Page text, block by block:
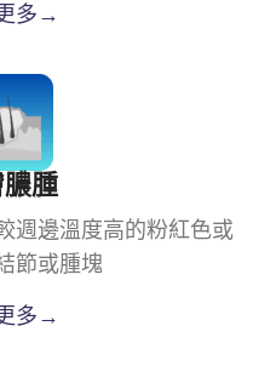
多→
腫
週邊溫度高的粉紅色或
節或腫塊
多→